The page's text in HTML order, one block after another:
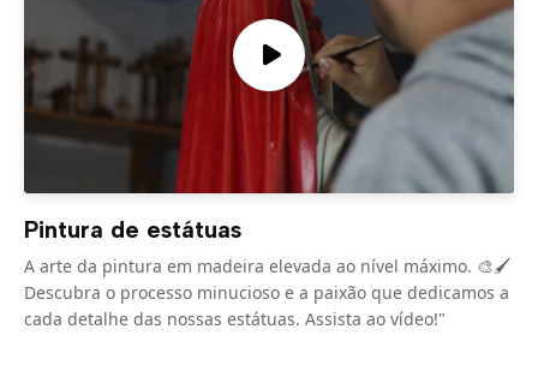
Pintura de estátuas
A arte da pintura em madeira elevada ao nível máximo. 🎨🖌️
Descubra o processo minucioso e a paixão que dedicamos a
cada detalhe das nossas estátuas. Assista ao vídeo!"